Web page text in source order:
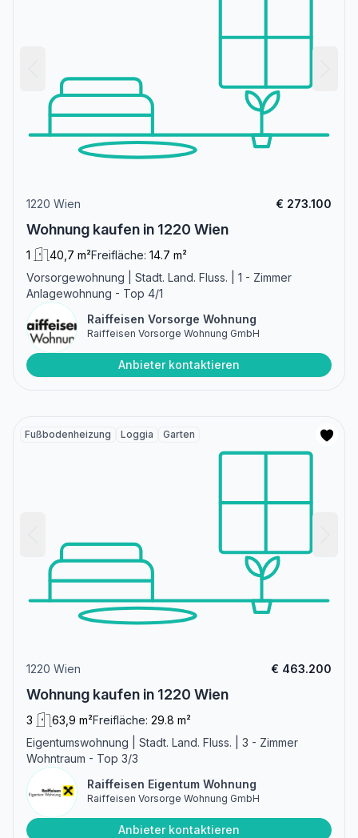
1220 Wien € 273.100
Wohnung kaufen in 1220 Wien
1 40,7 m²Freifläche: 14.7 m²
Vorsorgewohnung | Stadt. Land. Fluss. | 1 - Zimmer
Anlagewohnung - Top 4/1
Raiffeisen Vorsorge Wohnung
Raiffeisen Vorsorge Wohnung GmbH
Anbieter kontaktieren
Fußbodenheizung Loggia Garten
1220 Wien € 463.200
Wohnung kaufen in 1220 Wien
3 63,9 m²Freifläche: 29.8 m²
Eigentumswohnung | Stadt. Land. Fluss. | 3 - Zimmer
Wohntraum - Top 3/3
Raiffeisen Eigentum Wohnung
Raiffeisen Vorsorge Wohnung GmbH
Anbieter kontaktieren